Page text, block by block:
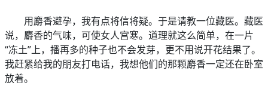
用麝香避孕，我有点将信将疑。于是请教一位藏医。藏医
说，麝香的气味，可使女人宫寒。道理就这么简单，在一片
“冻土”上，播再多的种子也不会发芽，更不用说开花结果了。
我赶紧给我的朋友打电话，我想他们的那颗麝香一定还在卧室
放着。